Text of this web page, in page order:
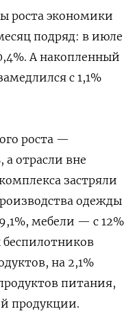
роста экономики
подряд: в июле
А накопленный
с 1,1%
роста —
отрасли вне
застряли
одежды
мебели — с 12%
беспилотников
на 2,1%
питания,
продукции.